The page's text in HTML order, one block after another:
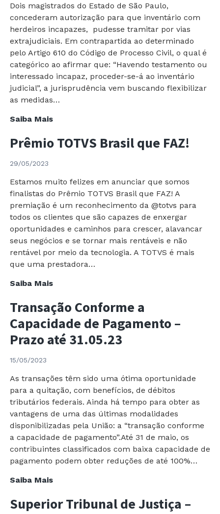
e
afasta
Necessidade
de
Presença
de
Testemunhas
Dois magistrados do Estado de São Paulo,
concederam autorização para que inventário com
herdeiros incapazes, pudesse tramitar por vias
extrajudiciais. Em contrapartida ao determinado
pelo Artigo 610 do Código de Processo Civil, o qual é
categórico ao afirmar que: “Havendo testamento ou
interessado incapaz, proceder-se-á ao inventário
judicial”, a jurisprudência vem buscando flexibilizar
as medidas…
Saiba MaisJustiça
Autorização
de
Inventário
por
Extrajudicial
havendo
Herdeiro
Incapaz
Prêmio TOTVS Brasil que FAZ!
29/05/2023
Estamos muito felizes em anunciar que somos
finalistas do Prêmio TOTVS Brasil que FAZ! A
premiação é um reconhecimento da @totvs para
todos os clientes que são capazes de enxergar
oportunidades e caminhos para crescer, alavancar
seus negócios e se tornar mais rentáveis e não
rentável por meio da tecnologia. A TOTVS é mais
que uma prestadora…
Saiba MaisPrêmio
Brasil
que
FAZ!
Transação Conforme a
Capacidade de Pagamento –
Prazo até 31.05.23
15/05/2023
As transações têm sido uma ótima oportunidade
para a quitação, com benefícios, de débitos
tributários federais. Ainda há tempo para obter as
vantagens de uma das últimas modalidades
disponibilizadas pela União: a “transação conforme
a capacidade de pagamento”.Até 31 de maio, os
contribuintes classificados com baixa capacidade de
pagamento podem obter reduções de até 100%…
Saiba MaisTransação
a
Superior Tribunal de Justiça –